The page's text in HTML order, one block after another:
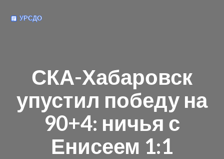
СКА-Хабаровск
упустил победу на
90+4: ничья с
Енисеем 1:1